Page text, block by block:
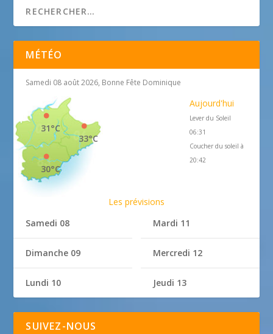
MÉTÉO
Samedi 08 août 2026, Bonne Fête Dominique
33°C
31°C
30°C
Aujourd'hui
Lever du Soleil
06:31
Coucher du soleil à
20:42
Les prévisions
Samedi 08
Dimanche 09
Lundi 10
Mardi 11
Mercredi 12
Jeudi 13
SUIVEZ-NOUS